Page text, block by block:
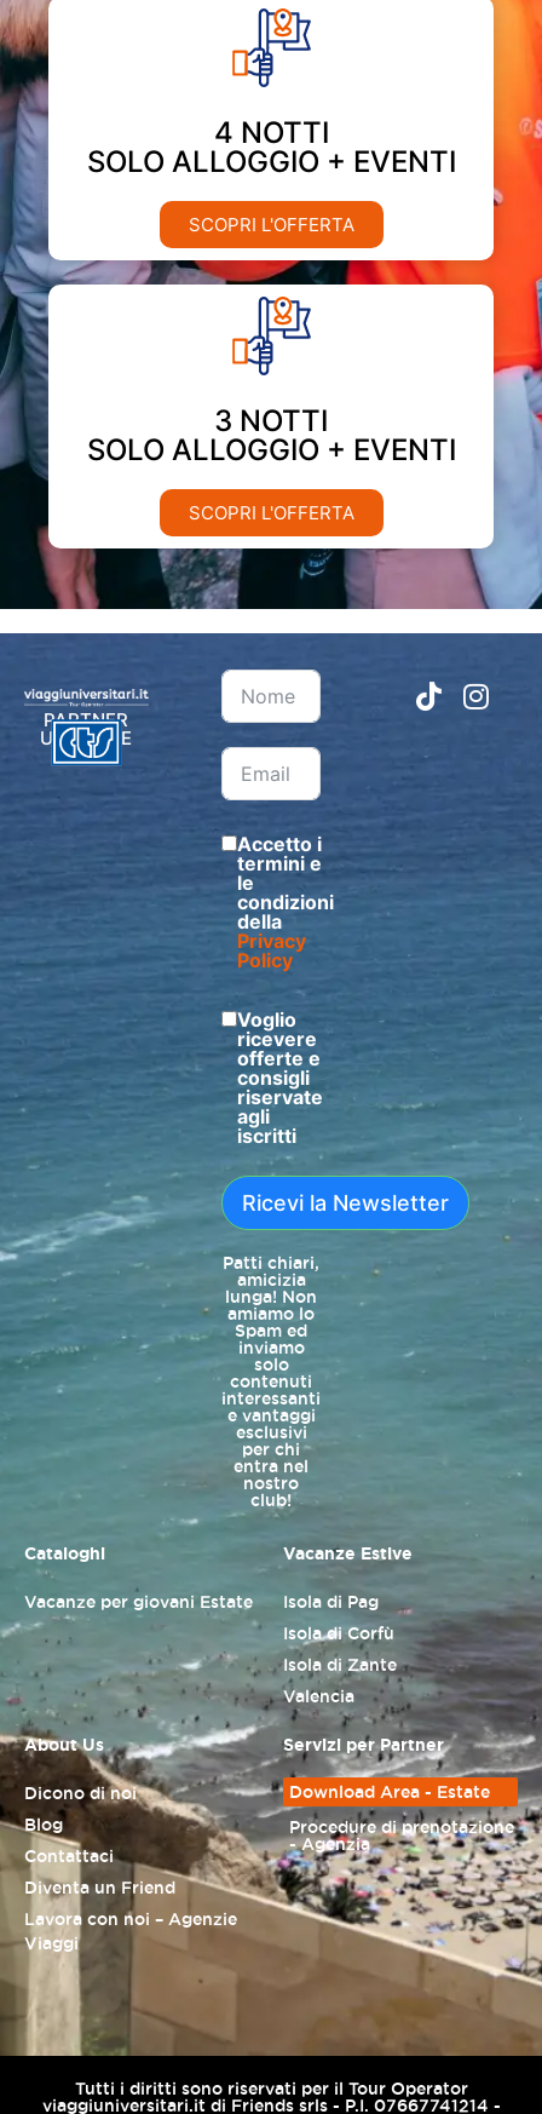
4 NOTTI
SOLO ALLOGGIO + EVENTI
SCOPRI L'OFFERTA
3 NOTTI
SOLO ALLOGGIO + EVENTI
SCOPRI L'OFFERTA
PARTNER
UFFICIALE
Accetto i
termini e
le
condizioni
della
Privacy
Policy
Voglio
ricevere
offerte e
consigli
riservate
agli
iscritti
Ricevi la Newsletter
Patti chiari,
amicizia
lunga! Non
amiamo lo
Spam ed
inviamo
solo
contenuti
interessanti
e vantaggi
esclusivi
per chi
entra nel
nostro
club!
Cataloghi
Vacanze per giovani Estate
Vacanze Estive
Isola di Pag
Isola di Corfù
Isola di Zante
Valencia
About Us
Dicono di noi
Blog
Contattaci
Diventa un Friend
Lavora con noi – Agenzie
Viaggi
Servizi per Partner
Download Area - Estate
Procedure di prenotazione
- Agenzia
Tutti i diritti sono riservati per il Tour Operator
viaggiuniversitari.it di Friends srls - P.I. 07667741214 -